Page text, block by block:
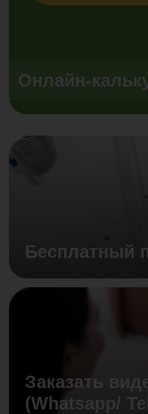
Онлайн-
Бесплатный
Заказать
(Whatsapp/